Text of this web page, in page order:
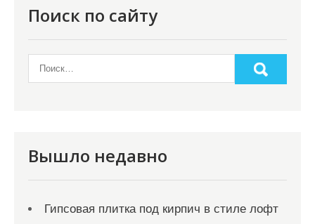
м
Поиск по сайту
Вышло недавно
Гипсовая плитка под кирпич в стиле лофт